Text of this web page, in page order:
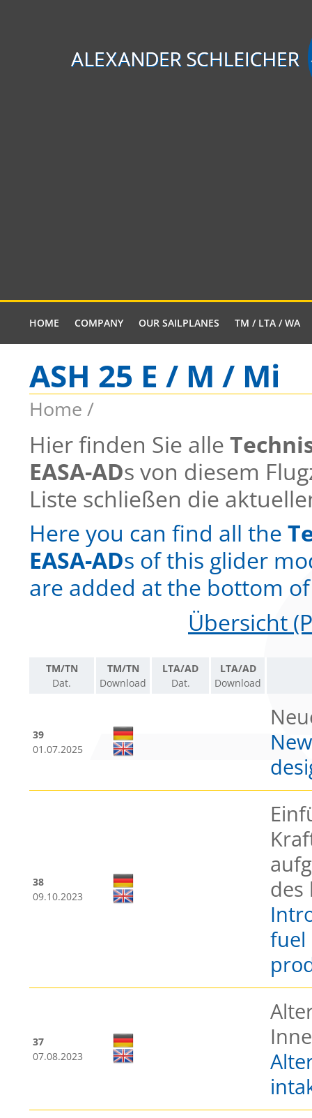
HOME COMPANY OUR SAILPLANES TM / LTA / WA
ASH 25 E / M / Mi
Home /
Hier finden Sie alle
EASA-ADs von diesem
Liste schließen die
Here you can find all the
EASA-ADs of this glider
are added at the bottom
Übersicht
TM/TN
Dat.
TM/TN
Download
LTA/AD
Dat.
LTA/AD
Download
39
01.07.2025
38
09.10.2023
des
fuel
37
07.08.2023